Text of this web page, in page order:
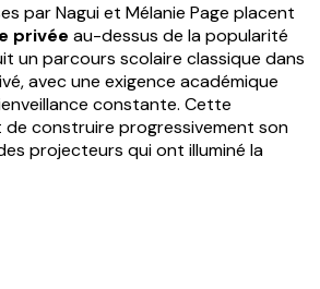
par Nagui et Mélanie Page placent
privée au-dessus de la popularité
un parcours scolaire classique dans
avec une exigence académique
constante. Cette
construire progressivement son
projecteurs qui ont illuminé la